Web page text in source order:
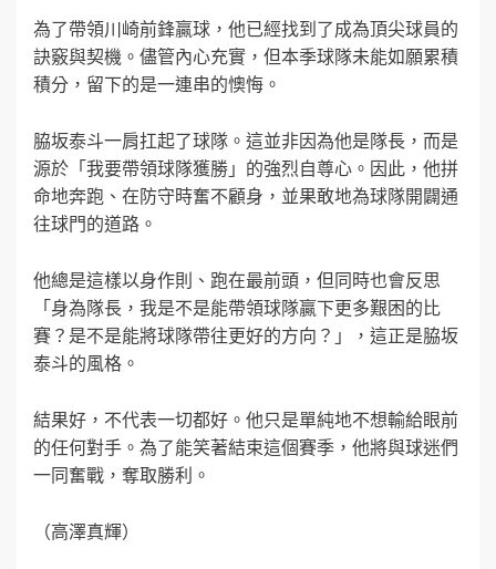
為了帶領川崎前鋒贏球，他已經找到了成為頂尖球員的
訣竅與契機。儘管內心充實，但本季球隊未能如願累積
積分，留下的是一連串的懊悔。
脇坂泰斗一肩扛起了球隊。這並非因為他是隊長，而是
源於「我要帶領球隊獲勝」的強烈自尊心。因此，他拼
命地奔跑、在防守時奮不顧身，並果敢地為球隊開闢通
往球門的道路。
他總是這樣以身作則、跑在最前頭，但同時也會反思
「身為隊長，我是不是能帶領球隊贏下更多艱困的比
賽？是不是能將球隊帶往更好的方向？」，這正是脇坂
泰斗的風格。
結果好，不代表一切都好。他只是單純地不想輸給眼前
的任何對手。為了能笑著結束這個賽季，他將與球迷們
一同奮戰，奪取勝利。
（高澤真輝）